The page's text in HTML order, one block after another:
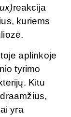
reakcija
kuriems
aplinkoje
tyrimo
Kitu
yra